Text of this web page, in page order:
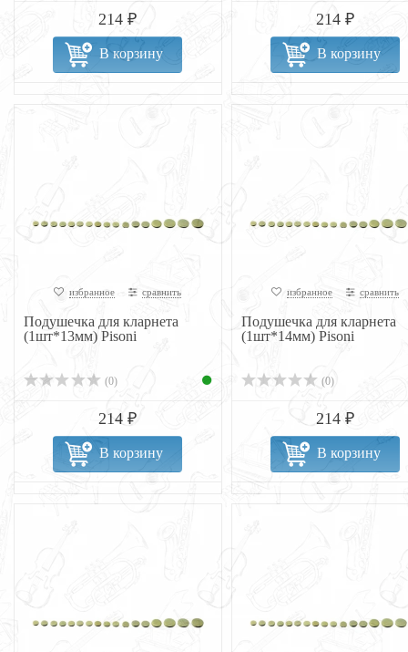
214 ₽
В корзину
214 ₽
В корзину
избранное сравнить
Подушечка для кларнета
(1шт*13мм) Pisoni
(0)
214 ₽
В корзину
избранное сравнить
Подушечка для кларнета
(1шт*14мм) Pisoni
(0)
214 ₽
В корзину